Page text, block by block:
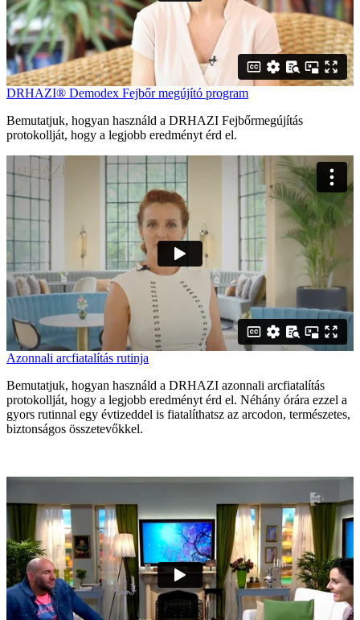
DRHAZI® Demodex Fejbőr megújító program
Bemutatjuk, hogyan használd a DRHAZI Fejbőrmegújítás
protokollját, hogy a legjobb eredményt érd el.
Azonnali arcfiatalítás rutinja
Bemutatjuk, hogyan használd a DRHAZI azonnali arcfiatalítás
protokollját, hogy a legjobb eredményt érd el. Néhány órára ezzel a
gyors rutinnal egy évtizeddel is fiatalíthatsz az arcodon, természetes,
biztonságos összetevőkkel.